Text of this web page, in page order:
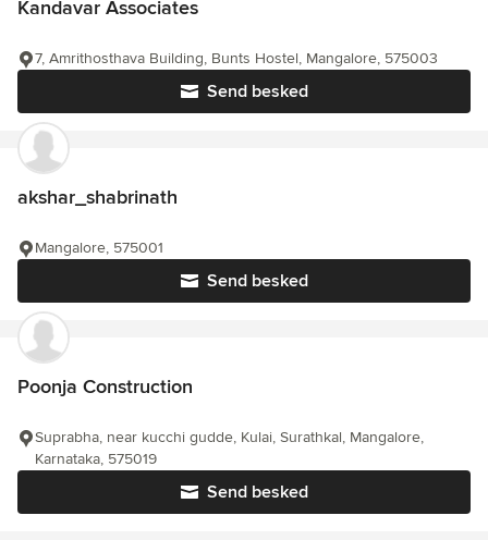
Kandavar Associates
Send besked
7, Amrithosthava Building, Bunts Hostel, Mangalore, 575003
akshar_shabrinath
Send besked
Mangalore, 575001
Poonja Construction
Send besked
Suprabha, near kucchi gudde, Kulai, Surathkal, Mangalore,
Karnataka, 575019